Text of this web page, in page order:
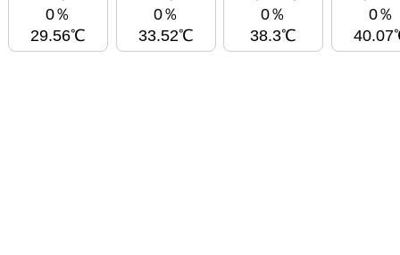
0％
29.56℃
0％
33.52℃
0％
38.3℃
0％